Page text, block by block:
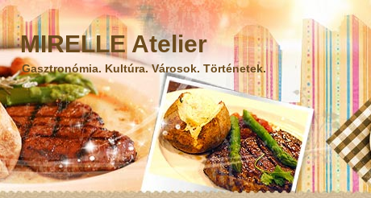
MIRELLE Atelier
Gasztronómia. Kultúra. Városok. Történetek.